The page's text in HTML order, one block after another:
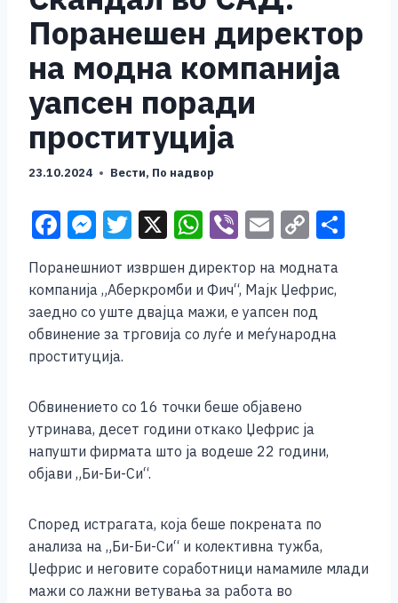
Поранешен директор
на модна компанија
уапсен поради
проституција
23.10.2024 Вести, По надвор
F
c
e
b
o
o
k
M
ss
e
n
g
er
T
tt
er
X W
at
s
A
p
Vi
er
E
ai
l
C
p
y
Li
Поранешниот извршен директор на модната
компанија „Аберкромби и Фич“, Мајк Џефрис,
заедно со уште двајца мажи, е уапсен под
обвинение за трговија со луѓе и меѓународна
проституција.
Обвинението со 16 точки беше објавено
утринава, десет години откако Џефрис ја
напушти фирмата што ја водеше 22 години,
објави „Би-Би-Си“.
Според истрагата, која беше покрената по
анализа на „Би-Би-Си“ и колективна тужба,
Џефрис и неговите соработници намамиле млади
мажи со лажни ветувања за работа во